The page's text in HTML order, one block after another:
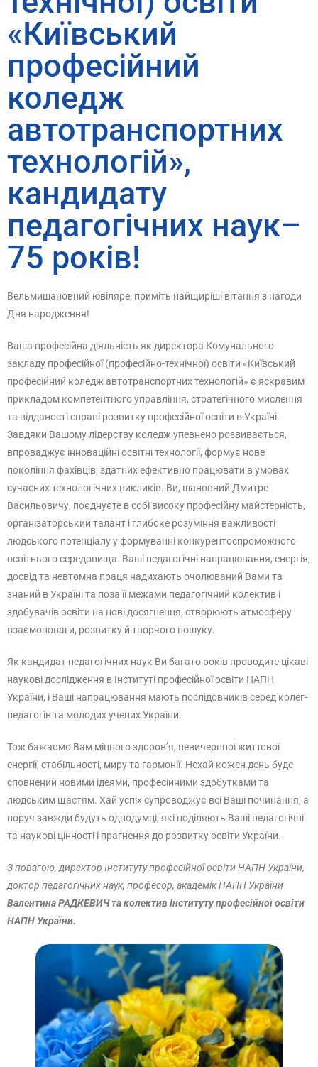
«Київський
професійний
коледж
автотранспортних
технологій»,
кандидату
педагогічних наук–
75 років!
Вельмишановний ювіляре, приміть найщиріші вітання з нагоди
Дня народження!
Ваша професійна діяльність як директора Комунального
закладу професійної (професійно-технічної) освіти «Київський
професійний коледж автотранспортних технологій» є яскравим
прикладом компетентного управління, стратегічного мислення
та відданості справі розвитку професійної освіти в Україні.
Завдяки Вашому лідерству коледж упевнено розвивається,
впроваджує інноваційні освітні технології, формує нове
покоління фахівців, здатних ефективно працювати в умовах
сучасних технологічних викликів. Ви, шановний Дмитре
Васильовичу, поєднуєте в собі високу професійну майстерність,
організаторський талант і глибоке розуміння важливості
людського потенціалу у формуванні конкурентоспроможного
освітнього середовища. Ваші педагогічні напрацювання, енергія,
досвід та невтомна праця надихають очолюваний Вами та
знаний в Україні та поза її межами педагогічний колектив і
здобувачів освіти на нові досягнення, створюють атмосферу
взаємоповаги, розвитку й творчого пошуку.
Як кандидат педагогічних наук Ви багато років проводите цікаві
наукові дослідження в Інституті професійної освіти НАПН
України, і Ваші напрацювання мають послідовників серед колег-
педагогів та молодих учених України.
Тож бажаємо Вам міцного здоров’я, невичерпної життєвої
енергії, стабільності, миру та гармонії. Нехай кожен день буде
сповнений новими ідеями, професійними здобутками та
людським щастям. Хай успіх супроводжує всі Ваші починання, а
поруч завжди будуть однодумці, які поділяють Ваші педагогічні
та наукові цінності і прагнення до розвитку освіти України.
З повагою, директор Інституту професійної освіти НАПН України,
доктор педагогічних наук, професор, академік НАПН України
Валентина РАДКЕВИЧта колектив Інституту професійної освіти
НАПН України.